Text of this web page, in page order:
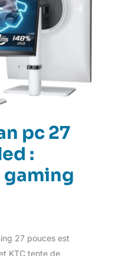
pc 27
:
27 pouces est
KTC tente de